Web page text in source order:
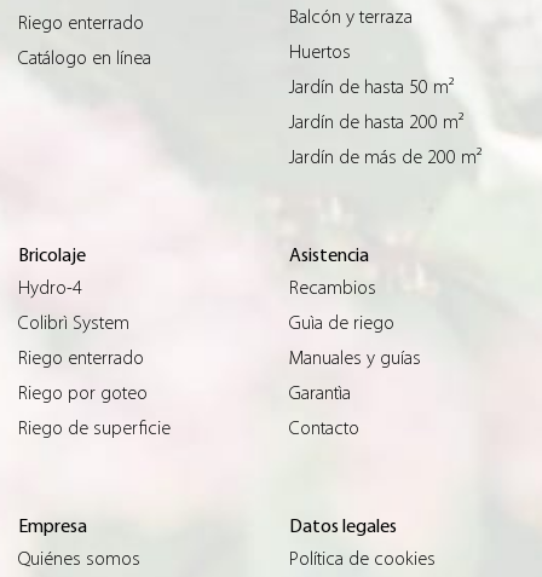
Riego enterrado
Catálogo en línea
Balcón y terraza
Huertos
Jardín de hasta 50 m²
Jardín de hasta 200 m²
Jardín de más de 200 m²
Bricolaje
Hydro-4
Colibrì System
Riego enterrado
Riego por goteo
Riego de superficie
Asistencia
Recambios
Guìa de riego
Manuales y guías
Garantìa
Contacto
Empresa
Quiénes somos
Datos legales
Política de cookies